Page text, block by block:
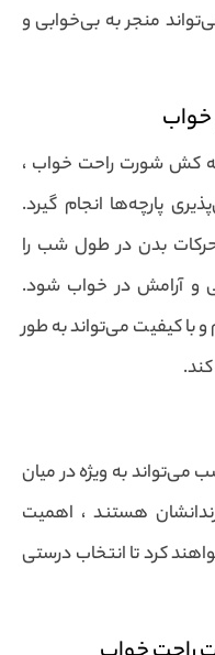
منجر به بی‌خوابی و
خواب
کش شورت راحت خواب ،
پارچه‌ها انجام گیرد.
حرکات بدن در طول شب را
و آرامش در خواب شود.
با کیفیت می‌تواند به طور
به ویژه در میان
هستند ، اهمیت
کرد تا انتخاب درستی